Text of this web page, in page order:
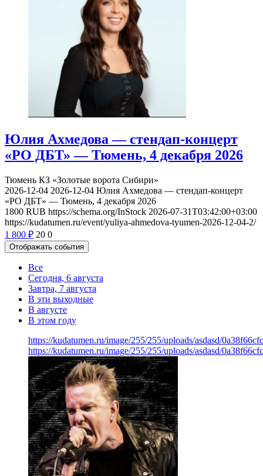
Юлия Ахмедова — стендап-концерт
«РО ДБТ» — Тюмень, 4 декабря 2026
Тюмень КЗ «Золотые ворота Сибири»
2026-12-04 2026-12-04 Юлия Ахмедова — стендап-концерт
«РО ДБТ» — Тюмень, 4 декабря 2026
1800 RUB https://schema.org/InStock 2026-07-31T03:42:00+03:00
https://kudatumen.ru/event/yuliya-ahmedova-tyumen-2026-12-04-2/
1 800 ₽ 20 0
Отображать события
Все
Сегодня, 6 августа
Завтра, 7 августа
В эти выходные
В августе
В этом году
https://kudatumen.ru/image/255/255/uploads/asdasd/
https://kudatumen.ru/image/255/255/uploads/asdasd/